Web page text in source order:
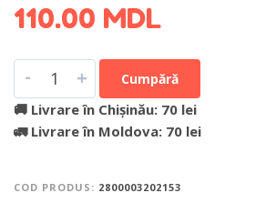
110.00 MDL
- + Cumpără
🚚 Livrare în Chișinău: 70 lei
🚛 Livrare în Moldova: 70 lei
COD PRODUS: 2800003202153